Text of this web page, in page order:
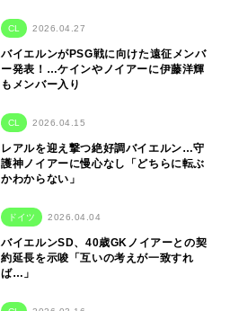
CL 2026.04.27
バイエルンがPSG戦に向けた遠征メンバ
ー発表！…ケインやノイアーに伊藤洋輝
もメンバー入り
CL 2026.04.15
レアルを迎え撃つ絶好調バイエルン…守
護神ノイアーに慢心なし「どちらに転ぶ
かわからない」
ドイツ 2026.04.04
バイエルンSD、40歳GKノイアーとの契
約延長を示唆「互いの考えが一致すれ
ば…」